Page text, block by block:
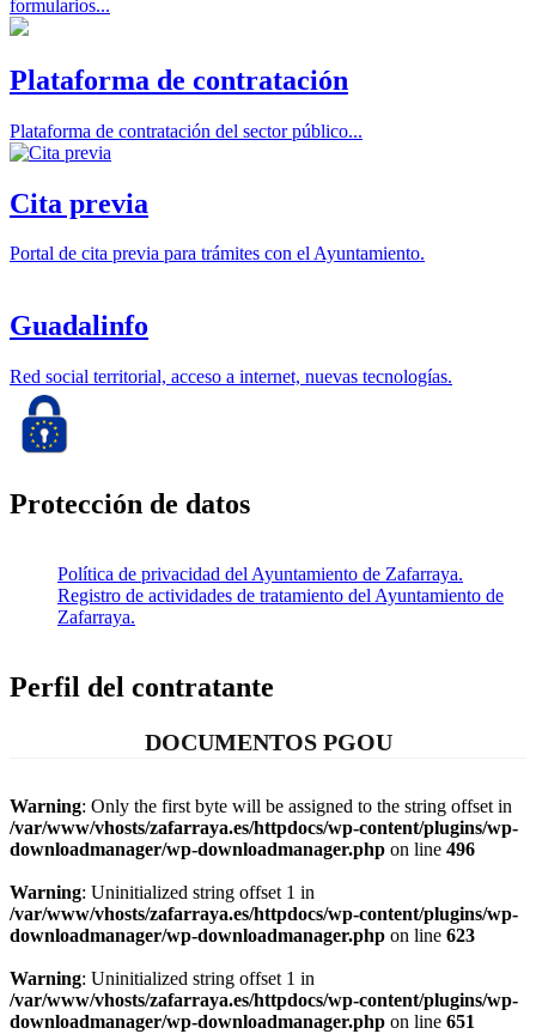
formularios...
Plataforma de contratación
Plataforma de contratación del sector público...
Cita previa
Portal de cita previa para trámites con el Ayuntamiento.
Guadalinfo
Red social territorial, acceso a internet, nuevas tecnologías.
Protección de datos
Política de privacidad del Ayuntamiento de Zafarraya.
Registro de actividades de tratamiento del Ayuntamiento de
Zafarraya.
Perfil del contratante
DOCUMENTOS PGOU
Warning: Only the first byte will be assigned to the string offset in
/var/www/vhosts/zafarraya.es/httpdocs/wp-content/plugins/wp-
downloadmanager/wp-downloadmanager.php on line 496
Warning: Uninitialized string offset 1 in
/var/www/vhosts/zafarraya.es/httpdocs/wp-content/plugins/wp-
downloadmanager/wp-downloadmanager.php on line 623
Warning: Uninitialized string offset 1 in
/var/www/vhosts/zafarraya.es/httpdocs/wp-content/plugins/wp-
downloadmanager/wp-downloadmanager.php on line 651